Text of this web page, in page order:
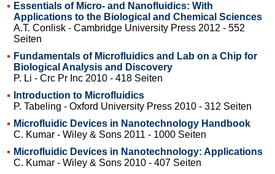
Essentials of Micro- and Nanofluidics: With
Applications to the Biological and Chemical Sciences
A.T. Conlisk - Cambridge University Press 2012 - 552
Seiten
Fundamentals of Microfluidics and Lab on a Chip for
Biological Analysis and Discovery
P. Li - Crc Pr Inc 2010 - 418 Seiten
Introduction to Microfluidics
P. Tabeling - Oxford University Press 2010 - 312 Seiten
Microfluidic Devices in Nanotechnology Handbook
C. Kumar - Wiley & Sons 2011 - 1000 Seiten
Microfluidic Devices in Nanotechnology: Applications
C. Kumar - Wiley & Sons 2010 - 407 Seiten